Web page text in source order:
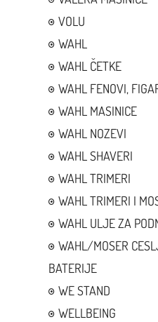
VOLU
WAHL
WAHL ČETKE
WAHL FENOVI,
WAHL MASINICE
WAHL NOZEVI
WAHL SHAVERI
WAHL TRIMERI
WAHL TRIMERI I
WAHL ULJE ZA
WAHL/MOSER
BATERIJE
WE STAND
WELLBEING